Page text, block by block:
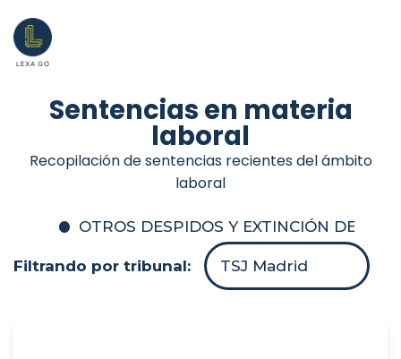
Sentencias en materia
laboral
Recopilación de sentencias recientes del ámbito
laboral
OTROS DESPIDOS Y EXTINCIÓN DEL
Filtrando por tribunal: TSJ Madrid